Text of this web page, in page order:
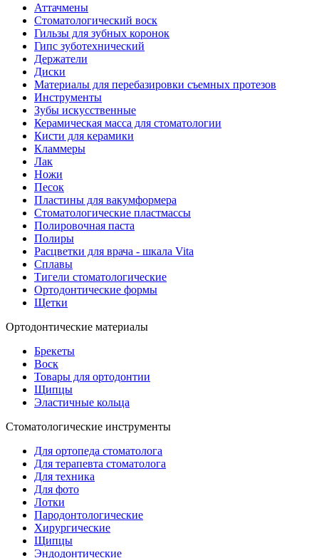
Аттачмены
Стоматологический воск
Гильзы для зубных коронок
Гипс зуботехнический
Держатели
Диски
Материалы для перебазировки съемных протезов
Инструменты
Зубы искусственные
Керамическая масса для стоматологии
Кисти для керамики
Кламмеры
Лак
Ножи
Песок
Пластины для вакумформера
Стоматологические пластмассы
Полировочная паста
Полиры
Расцветки для врача - шкала Vita
Сплавы
Тигели стоматологические
Ортодонтические формы
Щетки
Ортодонтические материалы
Брекеты
Воск
Товары для ортодонтии
Щипцы
Эластичные кольца
Стоматологические инструменты
Для ортопеда стоматолога
Для терапевта стоматолога
Для техника
Для фото
Лотки
Пародонтологические
Хирургические
Щипцы
Эндодонтические